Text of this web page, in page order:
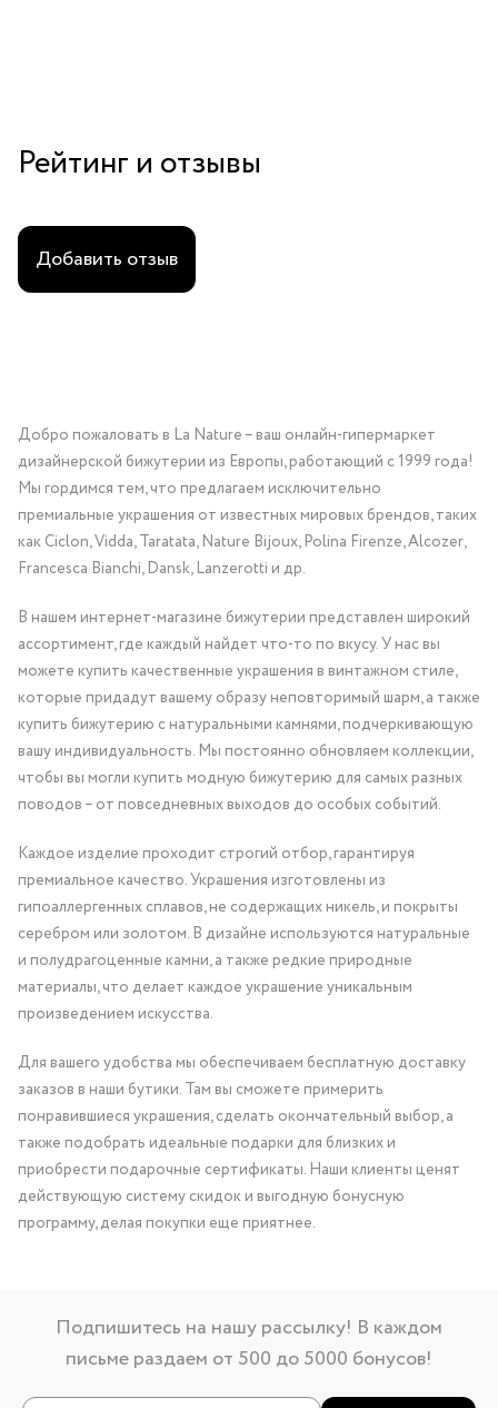
Рейтинг и отзывы
Добавить отзыв
Добро пожаловать в La Nature – ваш онлайн-гипермаркет
дизайнерской бижутерии из Европы, работающий с 1999 года!
Мы гордимся тем, что предлагаем исключительно
премиальные украшения от известных мировых брендов, таких
как Ciclon, Vidda, Taratata, Nature Bijoux, Polina Firenze, Alcozer,
Francesca Bianchi, Dansk, Lanzerotti и др.
В нашем интернет-магазине бижутерии представлен широкий
ассортимент, где каждый найдет что-то по вкусу. У нас вы
можете купить качественные украшения в винтажном стиле,
которые придадут вашему образу неповторимый шарм, а также
купить бижутерию с натуральными камнями, подчеркивающую
вашу индивидуальность. Мы постоянно обновляем коллекции,
чтобы вы могли купить модную бижутерию для самых разных
поводов – от повседневных выходов до особых событий.
Каждое изделие проходит строгий отбор, гарантируя
премиальное качество. Украшения изготовлены из
гипоаллергенных сплавов, не содержащих никель, и покрыты
серебром или золотом. В дизайне используются натуральные
и полудрагоценные камни, а также редкие природные
материалы, что делает каждое украшение уникальным
произведением искусства.
Для вашего удобства мы обеспечиваем бесплатную доставку
заказов в наши бутики. Там вы сможете примерить
понравившиеся украшения, сделать окончательный выбор, а
также подобрать идеальные подарки для близких и
приобрести подарочные сертификаты. Наши клиенты ценят
действующую систему скидок и выгодную бонусную
программу, делая покупки еще приятнее.
Подпишитесь на нашу рассылку! В каждом
письме раздаем от 500 до 5000 бонусов!